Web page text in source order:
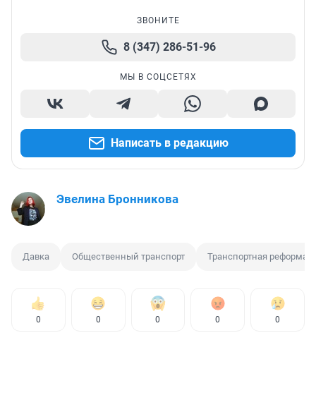
ЗВОНИТЕ
8 (347) 286-51-96
МЫ В СОЦСЕТЯХ
Написать в редакцию
Эвелина Бронникова
Давка Общественный транспорт Транспортная реформа
0 0 0 0 0